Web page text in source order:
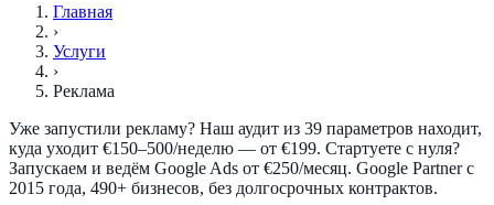
Главная
›
Услуги
›
Реклама
Уже запустили рекламу? Наш аудит из 39 параметров находит,
куда уходит €150–500/неделю — от €199. Стартуете с нуля?
Запускаем и ведём Google Ads от €250/месяц. Google Partner с
2015 года, 490+ бизнесов, без долгосрочных контрактов.